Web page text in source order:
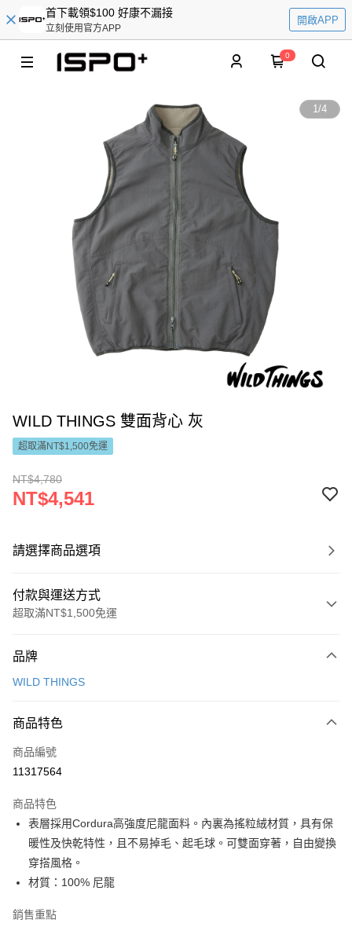
首下載領$100 好康不漏接
立刻使用官方APP
開啟APP
0
1/4
WILD THINGS 雙面背心 灰
超取滿NT$1,500免運
NT$4,780
NT$4,541
請選擇商品選項
付款與運送方式
超取滿NT$1,500免運
信用卡一次付款
Apple Pay
悠遊付
7-11取貨(快速到店)
每筆NT$100，滿NT$1,500(含以上)免運費
宅配-本島
每筆NT$100，滿NT$1,500(含以上)免運費
品牌
WILD THINGS
商品特色
商品編號
11317564
商品特色
表層採用Cordura高強度尼龍面料。內裏為搖粒絨材質，具有保
暖性及快乾特性，且不易掉毛、起毛球。可雙面穿著，自由變換
穿搭風格。
材質：100% 尼龍
銷售重點